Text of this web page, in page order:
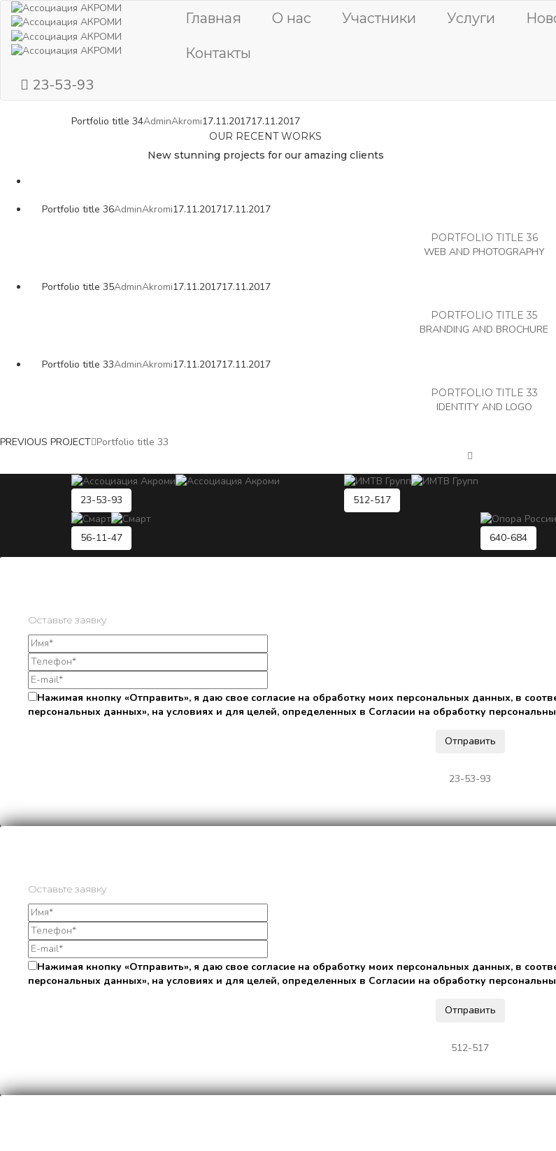
Главная О нас Участники Услуги
Контакты
23-53-93
Portfolio title 34AdminAkromi17.11.201717.11.2017
OUR RECENT WORKS
New stunning projects for our amazing clients
Portfolio title 36AdminAkromi17.11.201717.11.2017
PORTFOLIO TITLE 36
WEB AND PHOTOGRAPHY
Portfolio title 35AdminAkromi17.11.201717.11.2017
PORTFOLIO TITLE 35
BRANDING AND BROCHURE
Portfolio title 33AdminAkromi17.11.201717.11.2017
PORTFOLIO TITLE 33
IDENTITY AND LOGO
PREVIOUS PROJECT Portfolio title 33
23-53-93 512-517
56-11-47 640-684
Оставьте заявку
Нажимая кнопку «Отправить», я даю свое согласие на обработку моих персональных данных, в
персональных данных», на условиях и для целей, определенных в Согласии на обработку
23-53-93
Оставьте заявку
Нажимая кнопку «Отправить», я даю свое согласие на обработку моих персональных данных, в
персональных данных», на условиях и для целей, определенных в Согласии на обработку
512-517